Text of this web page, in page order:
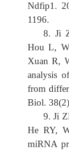
Ndfip1.
1196.
8. Ji
Hou L,
Xuan R,
analysis
from
Biol.
9. Ji
He RY,
miRNA